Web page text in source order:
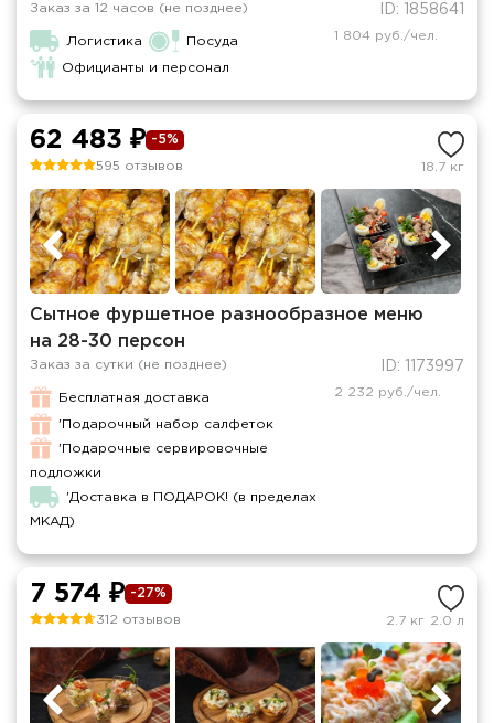
Заказ за 12 часов (не позднее) ID: 1858641
Логистика Посуда
Официанты и персонал
1 804 руб./чел.
62 483 ₽ -5%
595 отзывов 18.7 кг
Сытное фуршетное разнообразное меню
на 28-30 персон
Заказ за сутки (не позднее) ID: 1173997
Бесплатная доставка
'Подарочный набор салфеток
'Подарочные сервировочные
подложки
'Доставка в ПОДАРОК! (в пределах
МКАД)
2 232 руб./чел.
7 574 ₽ -27%
312 отзывов 2.7 кг 2.0 л